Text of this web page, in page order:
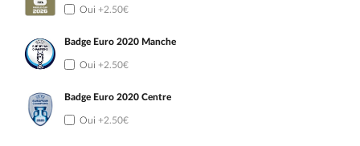
Oui +2.50€
Badge Euro 2020 Manche
Oui +2.50€
Badge Euro 2020 Centre
Oui +2.50€